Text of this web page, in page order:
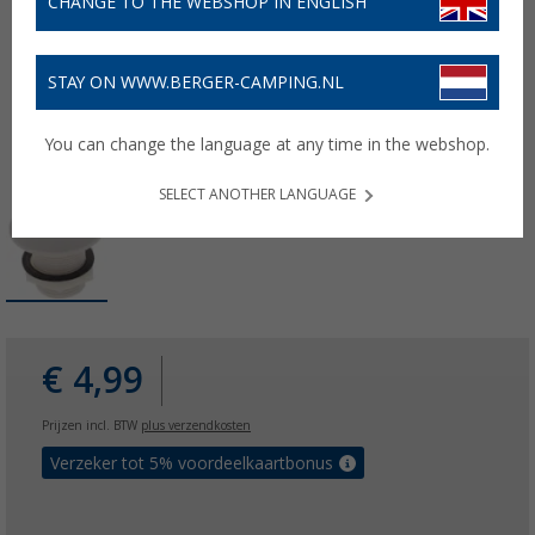
€ 4,99
Prijzen incl. BTW plus verzendkosten
Verzeker tot 5% voordeelkaartbonus
STAY ON WWW.BERGER-CAMPING.NL
You can change the language at any time in the webshop.
SELECT ANOTHER LANGUAGE